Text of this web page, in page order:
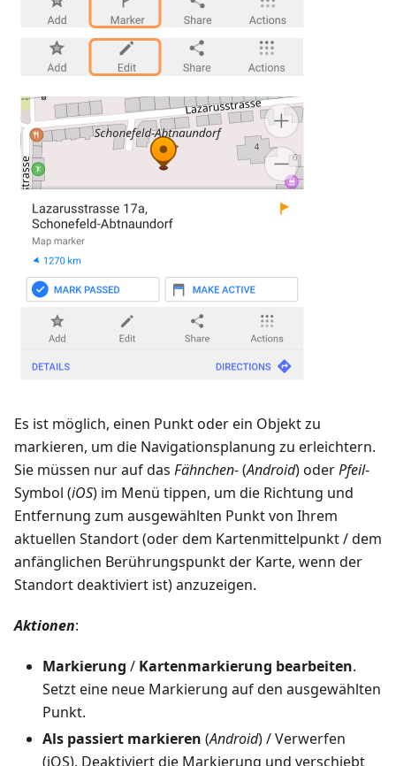
Es ist möglich, einen Punkt oder ein Objekt zu
markieren, um die Navigationsplanung zu erleichtern.
Sie müssen nur auf das Fähnchen- (Android) oderPfeil-
Symbol (iOS) im Menü tippen, um die Richtung und
Entfernung zum ausgewählten Punkt von Ihrem
aktuellen Standort (oder dem Kartenmittelpunkt / dem
anfänglichen Berührungspunkt der Karte, wenn der
Standort deaktiviert ist) anzuzeigen.
Aktionen:
Markierung / Kartenmarkierung bearbeiten.
Setzt eine neue Markierung auf den ausgewählten
Punkt.
Als passiert markieren (Android) / Verwerfen
(iOS). Deaktiviert die Markierung und verschiebt